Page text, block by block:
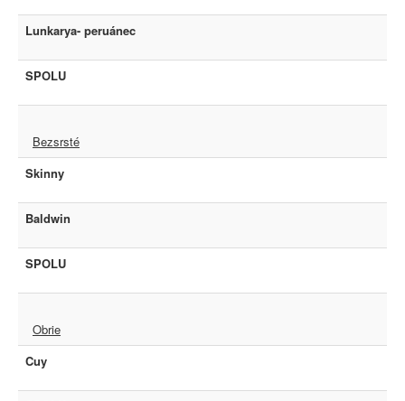
Lunkarya- peruánec
SPOLU
Bezsrsté
Skinny
Baldwin
SPOLU
Obrie
Cuy